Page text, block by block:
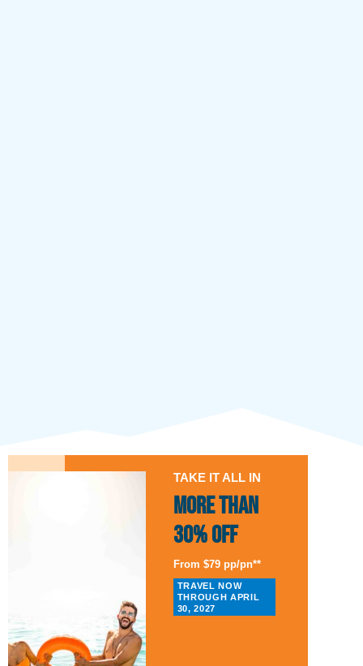
TAKE IT ALL IN
More than
30% Off
From $79 pp/pn**
TRAVEL NOW
THROUGH APRIL
30, 2027